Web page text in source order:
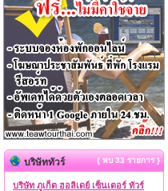
บริษัททัวร์ { พบ 33 รายการ }
บริษัท ภูเก็ต ฮอลิเดย์ เซ็นเตอร์ ทัวร์